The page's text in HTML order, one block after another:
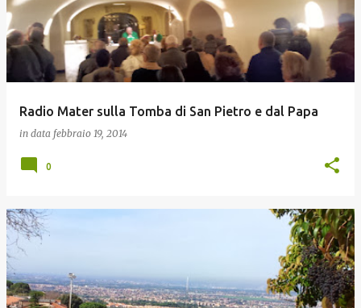
Radio Mater sulla Tomba di San Pietro e dal Papa
in data febbraio 19, 2014
0